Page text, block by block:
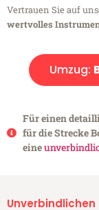
Vertrauen Sie auf
wertvolles
Umzug:
Für einen
für die Strecke
eine